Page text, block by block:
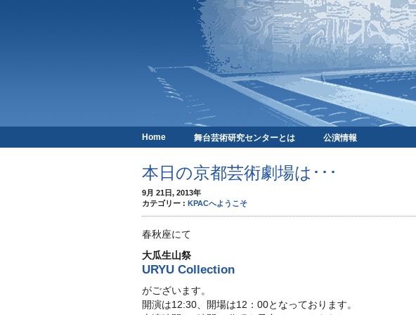
京都芸術劇場
Home 舞台芸術研究センターとは 公演情報
本日の京都芸術劇場は･･･
9月 21日, 2013年
カテゴリー : KPACへようこそ
春秋座にて
大瓜生山祭
URYU Collection
がございます。
開演は12:30、開場は12：00となっております。